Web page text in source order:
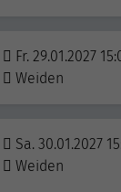
Fr. 29.01.2027
Weiden
Sa. 30.01.2027
Weiden